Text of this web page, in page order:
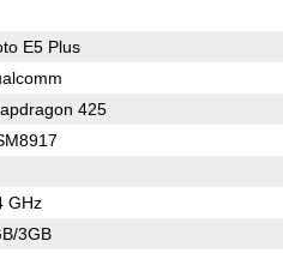
E5 Plus
425
GHz
3GB